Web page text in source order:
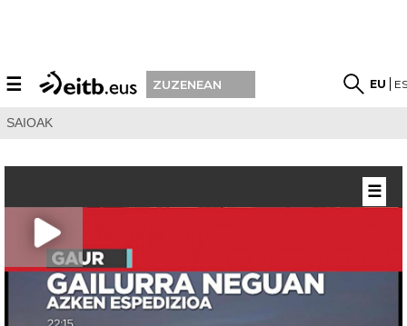
☰ ZUZENEAN EU
SAIOAK
☰